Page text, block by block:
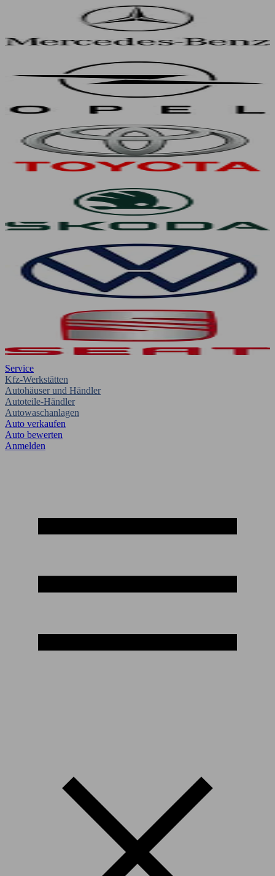
Service
Kfz-Werkstätten
Autohäuser und Händler
Autoteile-Händler
Autowaschanlagen
Auto verkaufen
Auto bewerten
Anmelden